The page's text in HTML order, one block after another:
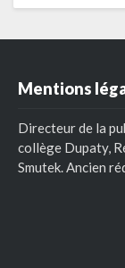
Mentions
Directeur de la
collège Dupaty,
Smutek. Ancien